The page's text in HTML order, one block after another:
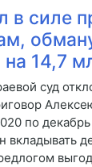
в силе
на 14,7
суд
по
вкладывать